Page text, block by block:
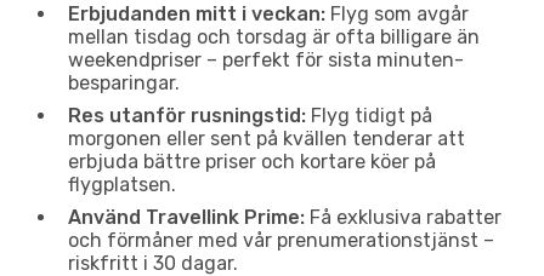
Erbjudanden mitt i veckan: Flyg som avgår
mellan tisdag och torsdag är ofta billigare än
weekendpriser – perfekt för sista minuten-
besparingar.
Res utanför rusningstid: Flyg tidigt på
morgonen eller sent på kvällen tenderar att
erbjuda bättre priser och kortare köer på
flygplatsen.
Använd Travellink Prime: Få exklusiva rabatter
och förmåner med vår prenumerationstjänst –
riskfritt i 30 dagar.